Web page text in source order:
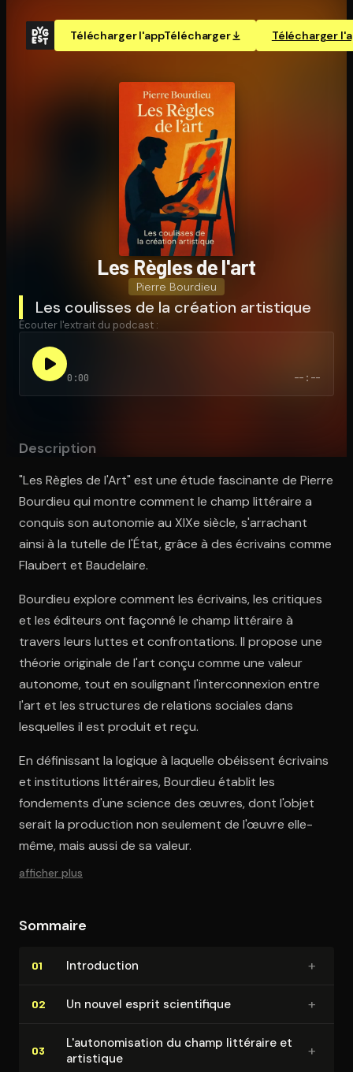
Télécharger l'appTélécharger Télécharger
Les Règles de l'art
Pierre Bourdieu
Les coulisses de la création artistique
Écouter l'extrait du podcast :
0:00 --:--
Description
"Les Règles de l'Art" est une étude fascinante de Pierre
Bourdieu qui montre comment le champ littéraire a
conquis son autonomie au XIXe siècle, s'arrachant
ainsi à la tutelle de l'État, grâce à des écrivains comme
Flaubert et Baudelaire.
Bourdieu explore comment les écrivains, les critiques
et les éditeurs ont façonné le champ littéraire à
travers leurs luttes et confrontations. Il propose une
théorie originale de l'art conçu comme une valeur
autonome, tout en soulignant l'interconnexion entre
l'art et les structures de relations sociales dans
lesquelles il est produit et reçu.
En définissant la logique à laquelle obéissent écrivains
et institutions littéraires, Bourdieu établit les
fondements d'une science des œuvres, dont l'objet
serait la production non seulement de l'œuvre elle-
même, mais aussi de sa valeur.
afficher plus
Sommaire
01 In­tro­duc­tion +
02 Un nouvel esprit scien­ti­fique +
03
L'au­to­no­mi­sa­tion du champ littéraire et
artistique
+